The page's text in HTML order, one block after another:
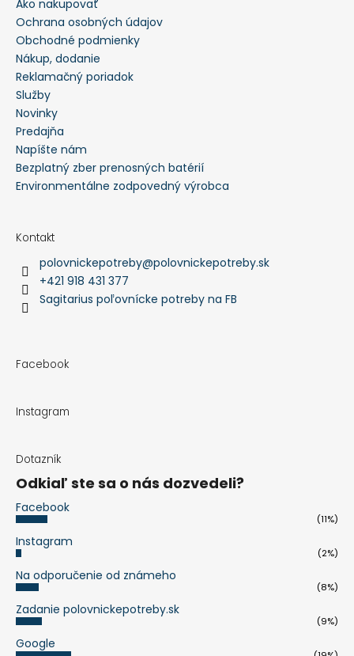
Ako nakupovať
Ochrana osobných údajov
Obchodné podmienky
Nákup, dodanie
Reklamačný poriadok
Služby
Novinky
Predajňa
Napíšte nám
Bezplatný zber prenosných batérií
Environmentálne zodpovedný výrobca
Kontakt
polovnickepotreby@polovnickepotreby.sk
+421 918 431 377
Sagitarius poľovnícke potreby na FB
Facebook
Instagram
Dotazník
Odkiaľ ste sa o nás dozvedeli?
Facebook
(11%)
Instagram
(2%)
Na odporučenie od známeho
(8%)
Zadanie polovnickepotreby.sk
(9%)
Google